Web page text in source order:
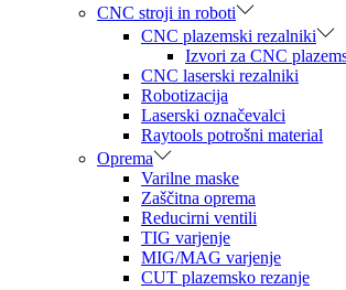
CNC stroji in roboti
CNC plazemski rezalniki
Izvori za CNC
CNC laserski rezalniki
Robotizacija
Laserski označevalci
Raytools potrošni material
Oprema
Varilne maske
Zaščitna oprema
Reducirni ventili
TIG varjenje
MIG/MAG varjenje
CUT plazemsko rezanje